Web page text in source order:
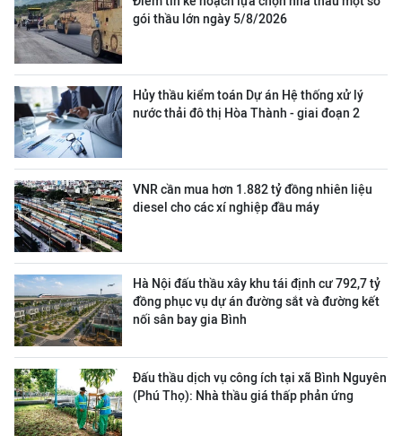
gói thầu lớn ngày 5/8/2026
Hủy thầu kiểm toán Dự án Hệ thống xử lý
nước thải đô thị Hòa Thành - giai đoạn 2
VNR cần mua hơn 1.882 tỷ đồng nhiên liệu
diesel cho các xí nghiệp đầu máy
Hà Nội đấu thầu xây khu tái định cư 792,7 tỷ
đồng phục vụ dự án đường sắt và đường kết
nối sân bay gia Bình
Đấu thầu dịch vụ công ích tại xã Bình Nguyên
(Phú Thọ): Nhà thầu giá thấp phản ứng